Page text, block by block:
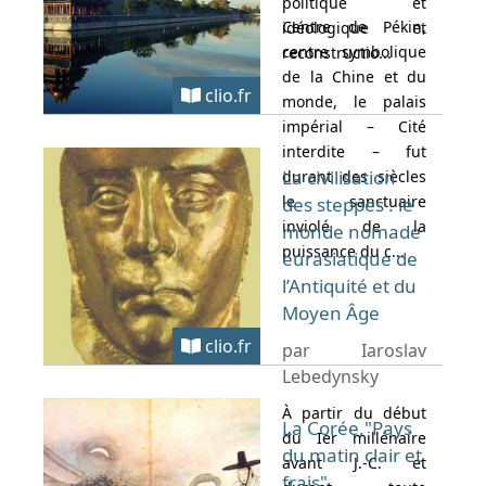
idéologique et
reconstructio...
clio.fr
Centre de Pékin,
centre symbolique
de la Chine et du
monde, le palais
impérial – Cité
interdite – fut
durant des siècles
le sanctuaire
inviolé de la
puissance du c...
clio.fr
La civilisation
des steppes : le
monde nomade
eurasiatique de
l’Antiquité et du
Moyen Âge
par Iaroslav
Lebedynsky
À partir du début
du Ier millénaire
avant J.-C. et
La Corée,"Pays
du matin clair et